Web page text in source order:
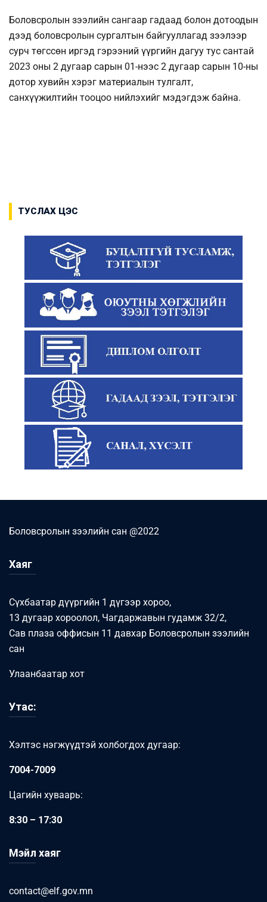
Боловсролын зээлийн сангаар гадаад болон дотоодын
дээд боловсролын сургалтын байгууллагад зээлээр
сурч төгссөн иргэд гэрээний үүргийн дагуу тус сантай
2023 оны 2 дугаар сарын 01-нээс 2 дугаар сарын 10-ны
дотор хувийн хэрэг материалын тулгалт,
санхүүжилтийн тооцоо нийлэхийг мэдэгдэж байна.
ТУСЛАХ ЦЭС
Боловсролын зээлийн сан @2022
Хаяг
Сүхбаатар дүүргийн 1 дүгээр хороо,
13 дугаар хороолол, Чагдаржавын гудамж 32/2,
Сав плаза оффисын 11 давхар Боловсролын зээлийн
сан
Улаанбаатар хот
Утас:
Хэлтэс нэгжүүдтэй холбогдох дугаар:
7004-7009
Цагийн хуваарь:
8:30 – 17:30
Мэйл хаяг
contact@elf.gov.mn